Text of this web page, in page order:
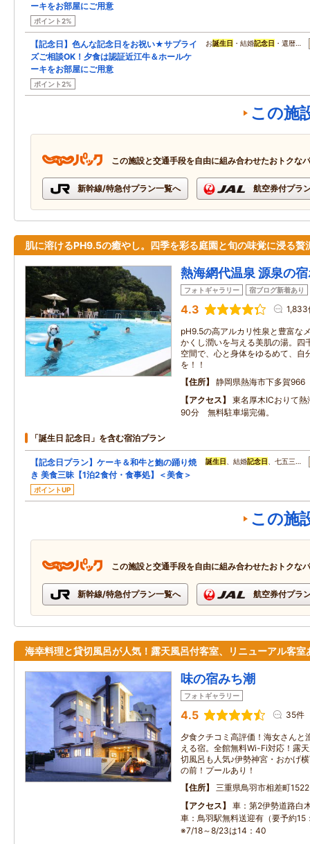
ーキをお部屋にご用意
ポイント2%
【記念日】色んな記念日をお祝い★サプライ
ズご相談OK！夕食は認証近江牛＆ホールケ
ーキをお部屋にご用意
ポイント2%
お誕生日 ・結婚記念日 ・還暦…
この施
この施設と交通手段を自由に組み合わせたおトクな
新幹線/特急付プラン一覧へ 航空券付プラ
肌に溶けるPH9.5の癒やし。四季を彩る庭園と旬の味覚に浸る贅
熱海網代温泉 源泉の
フォトギャラリー 宿ブログ新着あり
4.3 1,833
pH9.5の高アルカリ性泉と豊富な
かくし潤いを与える美肌の湯。四
空間で、心と身体をゆるめて、自
を！！
住所
静岡県熱海市下多賀966
アクセス
東名厚木ICおりて
90分 無料駐車場完備。
「誕生日 記念日」を含む宿泊プラン
【記念日プラン】ケーキ＆和牛と鮑の踊り焼
き 美食三昧【1泊2食付・食事処】＜美食＞
ポイントUP
誕生日 、結婚記念日 、七五三…
この施
この施設と交通手段を自由に組み合わせたおトクな
新幹線/特急付プラン一覧へ 航空券付プラ
海幸料理と貸切風呂が人気！露天風呂付客室、リニューアル客室
味の宿みち潮
フォトギャラリー
4.5 35件
夕食クチコミ高評価！海女さんと
える宿。全館無料Wi-Fi対応！露
切風呂も人気♪伊勢神宮・おかげ
の前！プールあり！
住所
三重県鳥羽市相差町
アクセス
車：第2伊勢道路白
車：鳥羽駅無料送迎有（要予約
※7/18～8/23は14：40